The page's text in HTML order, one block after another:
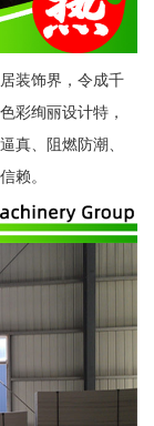
装饰界，令成千
彩绚丽设计特，
真、阻燃防潮、
赖。